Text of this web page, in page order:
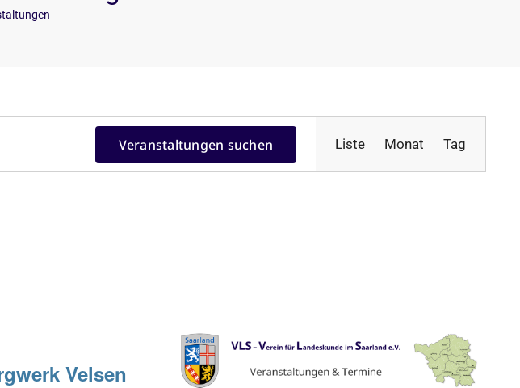
Veranstaltungen suchen Liste Monat Tag
Velsen